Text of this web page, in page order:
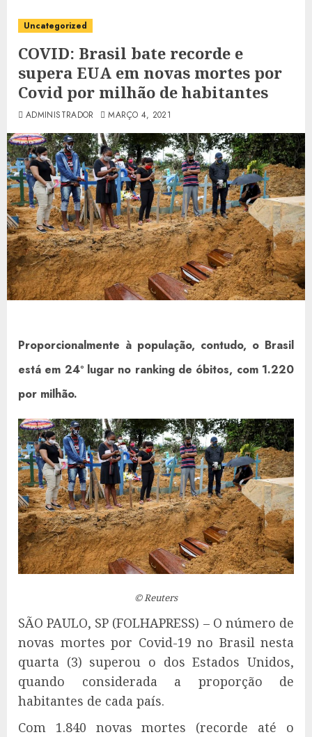
Uncategorized
COVID: Brasil bate recorde e
supera EUA em novas mortes por
Covid por milhão de habitantes
ADMINISTRADOR MARÇO 4, 2021
Proporcionalmente à população, contudo, o Brasil
está em 24º lugar no ranking de óbitos, com 1.220
por milhão.
© Reuters
SÃO PAULO, SP (FOLHAPRESS) – O número de
novas mortes por Covid-19 no Brasil nesta
quarta (3) superou o dos Estados Unidos,
quando considerada a proporção de
habitantes de cada país.
Com 1.840 novas mortes (recorde até o